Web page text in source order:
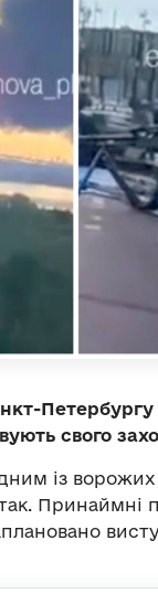
Петербургу
свого
із ворожих
Принаймні